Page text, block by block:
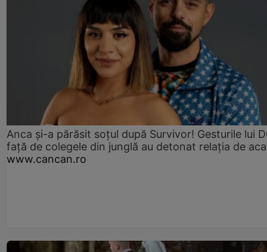
Anca și-a părăsit soțul după Survivor! Gesturile lui
față de colegele din junglă au detonat relația de
www.cancan.ro